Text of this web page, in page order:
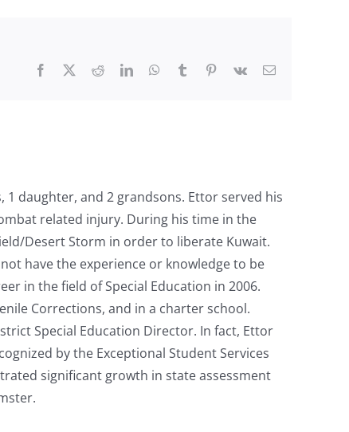
Facebook RedditLinkedInWhatsApp
Tumblr Pinterest
Vk Email
1 daughter, and 2 grandsons. Ettor served his
related injury. During his time in the
Desert Storm in order to liberate Kuwait.
have the experience or knowledge to be
in the field of Special Education in 2006.
Corrections, and in a charter school.
Special Education Director. In fact, Ettor
by the Exceptional Student Services
significant growth in state assessment